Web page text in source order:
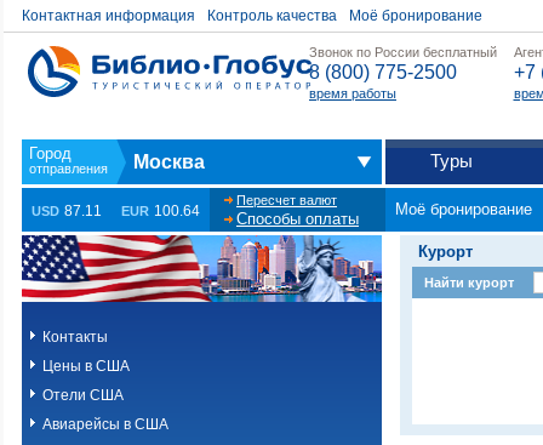
Контактная информация Контроль качества Моё бронирование
Звонок по России бесплатный
8 (800) 775-2500
время работы
+7
Москва Туры
USD 87.11 EUR 100.64
Пересчет валют
Способы оплаты
Моё бронирование
Контакты
Цены в США
Отели США
Авиарейсы в США
Курорт
Найти курорт